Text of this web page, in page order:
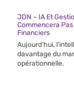
JDN – IA Et
Commencera
Financiers
Aujourd’hui,
davantage du
opérationnelle.